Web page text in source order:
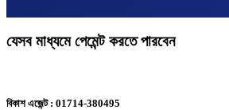
যেসব মাধ্যমে পেমেন্ট করতে পারবেন
বিকাশ এজেন্ট : 01714-380495